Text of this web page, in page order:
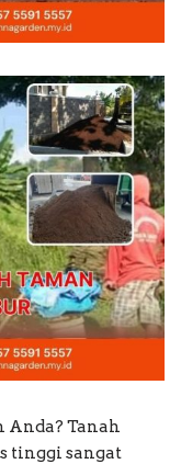
Tanah
tinggi sangat